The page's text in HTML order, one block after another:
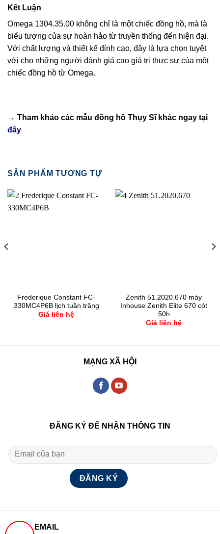
Kết Luận
Omega 1304.35.00 không chỉ là một chiếc đồng hồ, mà là
biểu tượng của sự hoàn hảo từ truyền thống đến hiện đại.
Với chất lượng và thiết kế đỉnh cao, đây là lựa chọn tuyệt
vời cho những người đánh giá cao giá trị thực sự của một
chiếc đồng hồ từ Omega.
→ Tham khảo các mẫu đồng hồ Thụy Sĩkhác ngay tại
đây
SẢN PHẨM TƯƠNG TỰ
Frederique Constant FC-
330MC4P6B lịch tuần trăng
Giá liên hệ
Zenith 51.2020.670 máy
Inhouse Zenith Elite 670 cót
50h
Giá liên hệ
MẠNG XÃ HỘI
ĐĂNG KÝ ĐỂ NHẬN THÔNG TIN
EMAIL